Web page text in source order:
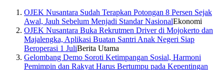
OJEK Nusantara Sudah Terapkan Potongan 8 Persen Sejak
Awal, Jauh Sebelum Menjadi Standar NasionalEkonomi
OJEK Nusantara Buka Rekrutmen Driver di Mojokerto dan
Majalengka, Aplikasi Buatan Santri Anak Negeri Siap
Beroperasi 1 JuliBerita Utama
Gelombang Demo Soroti Ketimpangan Sosial, Harmoni
Pemimpin dan Rakyat Harus Bertumpu pada Kepentingan